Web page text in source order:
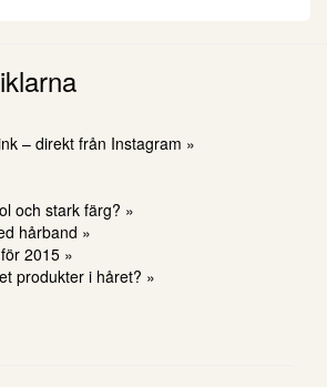
– direkt från Instagram »
och stark färg? »
hårband »
2015 »
produkter i håret? »